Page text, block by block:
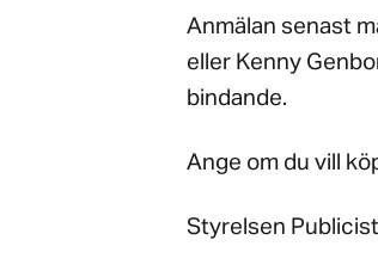
Anmälan senast
eller Kenny
bindande.
Ange om du vill
Styrelsen